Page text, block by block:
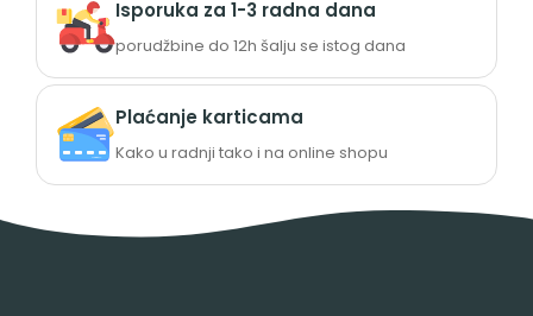
Isporuka za 1-3 radna dana
porudžbine do 12h šalju se istog dana
Plaćanje karticama
Kako u radnji tako i na online shopu